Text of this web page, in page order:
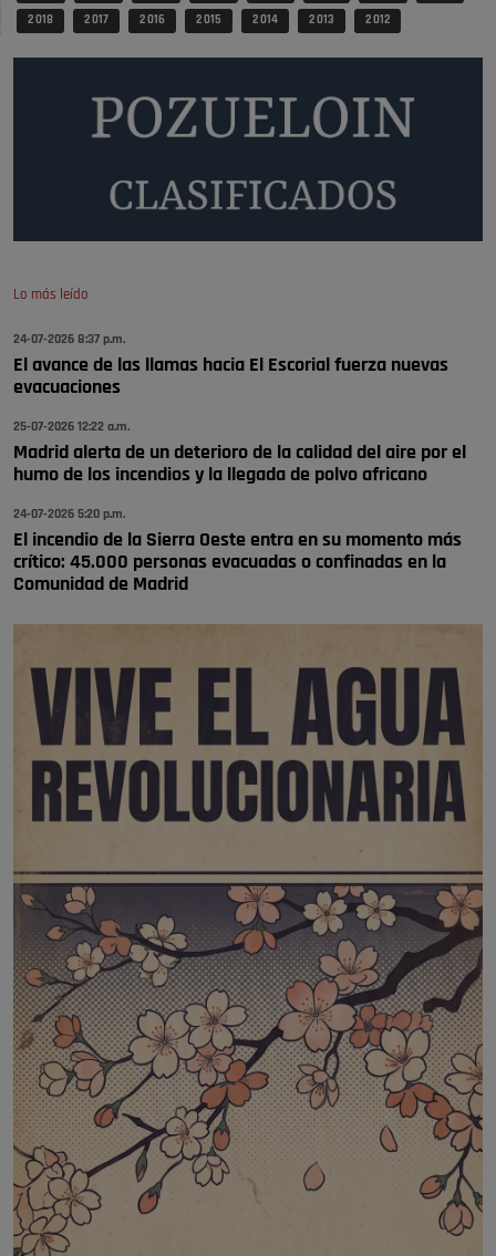
🔴 EXCLUSIVA | El comisario de la …
todos, no vamos a notar …
Pozuelo de Alarcón
A ver si llega alguno que de verdad le importe la seguridad de Pozuelo
Pozuelo de Alarcón
Pozuelo de Alarcón
🔴 EXCLUSIVA | El comisario de la …
2 018 2 017 2 016 2 015 2 014 2 013 2 012
Lo más leído
24-07-2026 8:37 p.m.
El avance de las llamas hacia El Escorial fuerza nuevas
evacuaciones
25-07-2026 12:22 a.m.
Madrid alerta de un deterioro de la calidad del aire por el
humo de los incendios y la llegada de polvo africano
24-07-2026 5:20 p.m.
El incendio de la Sierra Oeste entra en su momento más
crítico: 45.000 personas evacuadas o confinadas en la
Comunidad de Madrid